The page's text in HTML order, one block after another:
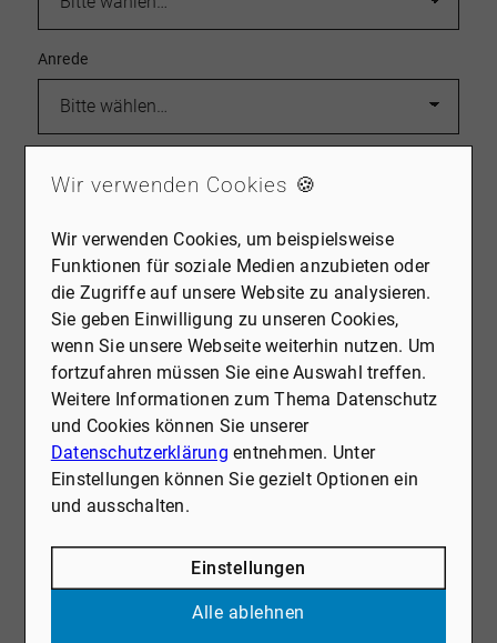
Anrede
Nachname*
E-Mail*
Telefon*
Wir verwenden Cookies 🍪
Wir verwenden Cookies, um beispielsweise
Funktionen für soziale Medien anzubieten oder
die Zugriffe auf unsere Website zu analysieren.
Sie geben Einwilligung zu unseren Cookies,
wenn Sie unsere Webseite weiterhin nutzen. Um
fortzufahren müssen Sie eine Auswahl treffen.
Weitere Informationen zum Thema Datenschutz
und Cookies können Sie unserer
Datenschutzerklärung entnehmen. Unter
Einstellungen können Sie gezielt Optionen ein
und ausschalten.
Einstellungen
Alle ablehnen